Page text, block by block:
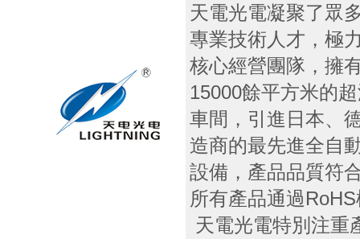
天電光電凝聚了眾
專業技術人才，極
核心經營團隊，擁
15000餘平方米的
車間，引進日本、
造商的最先進全自
設備，產品品質符
所有產品通過
天電光電特別注重